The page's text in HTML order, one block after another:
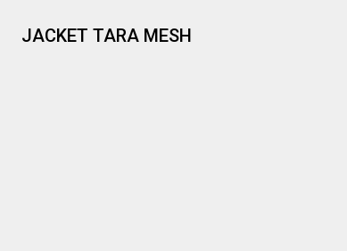
JACKET TARA MESH